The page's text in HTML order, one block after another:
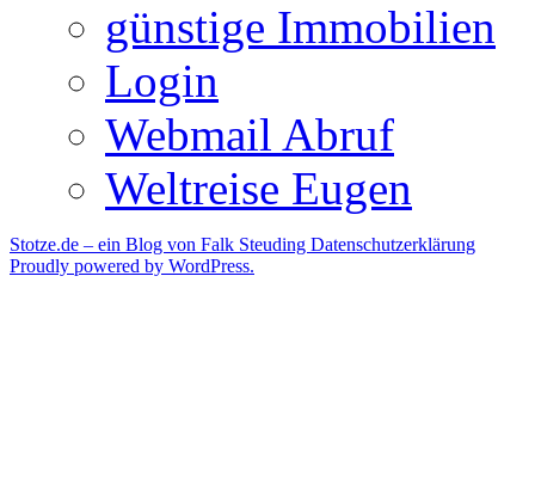
günstige Immobilien
Login
Webmail Abruf
Weltreise Eugen
Stotze.de – ein Blog von Falk Steuding Datenschutzerklärung
Proudly powered by WordPress.